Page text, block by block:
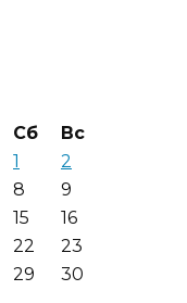
Сб
Вс
1
2
8
9
15
16
22
23
29
30